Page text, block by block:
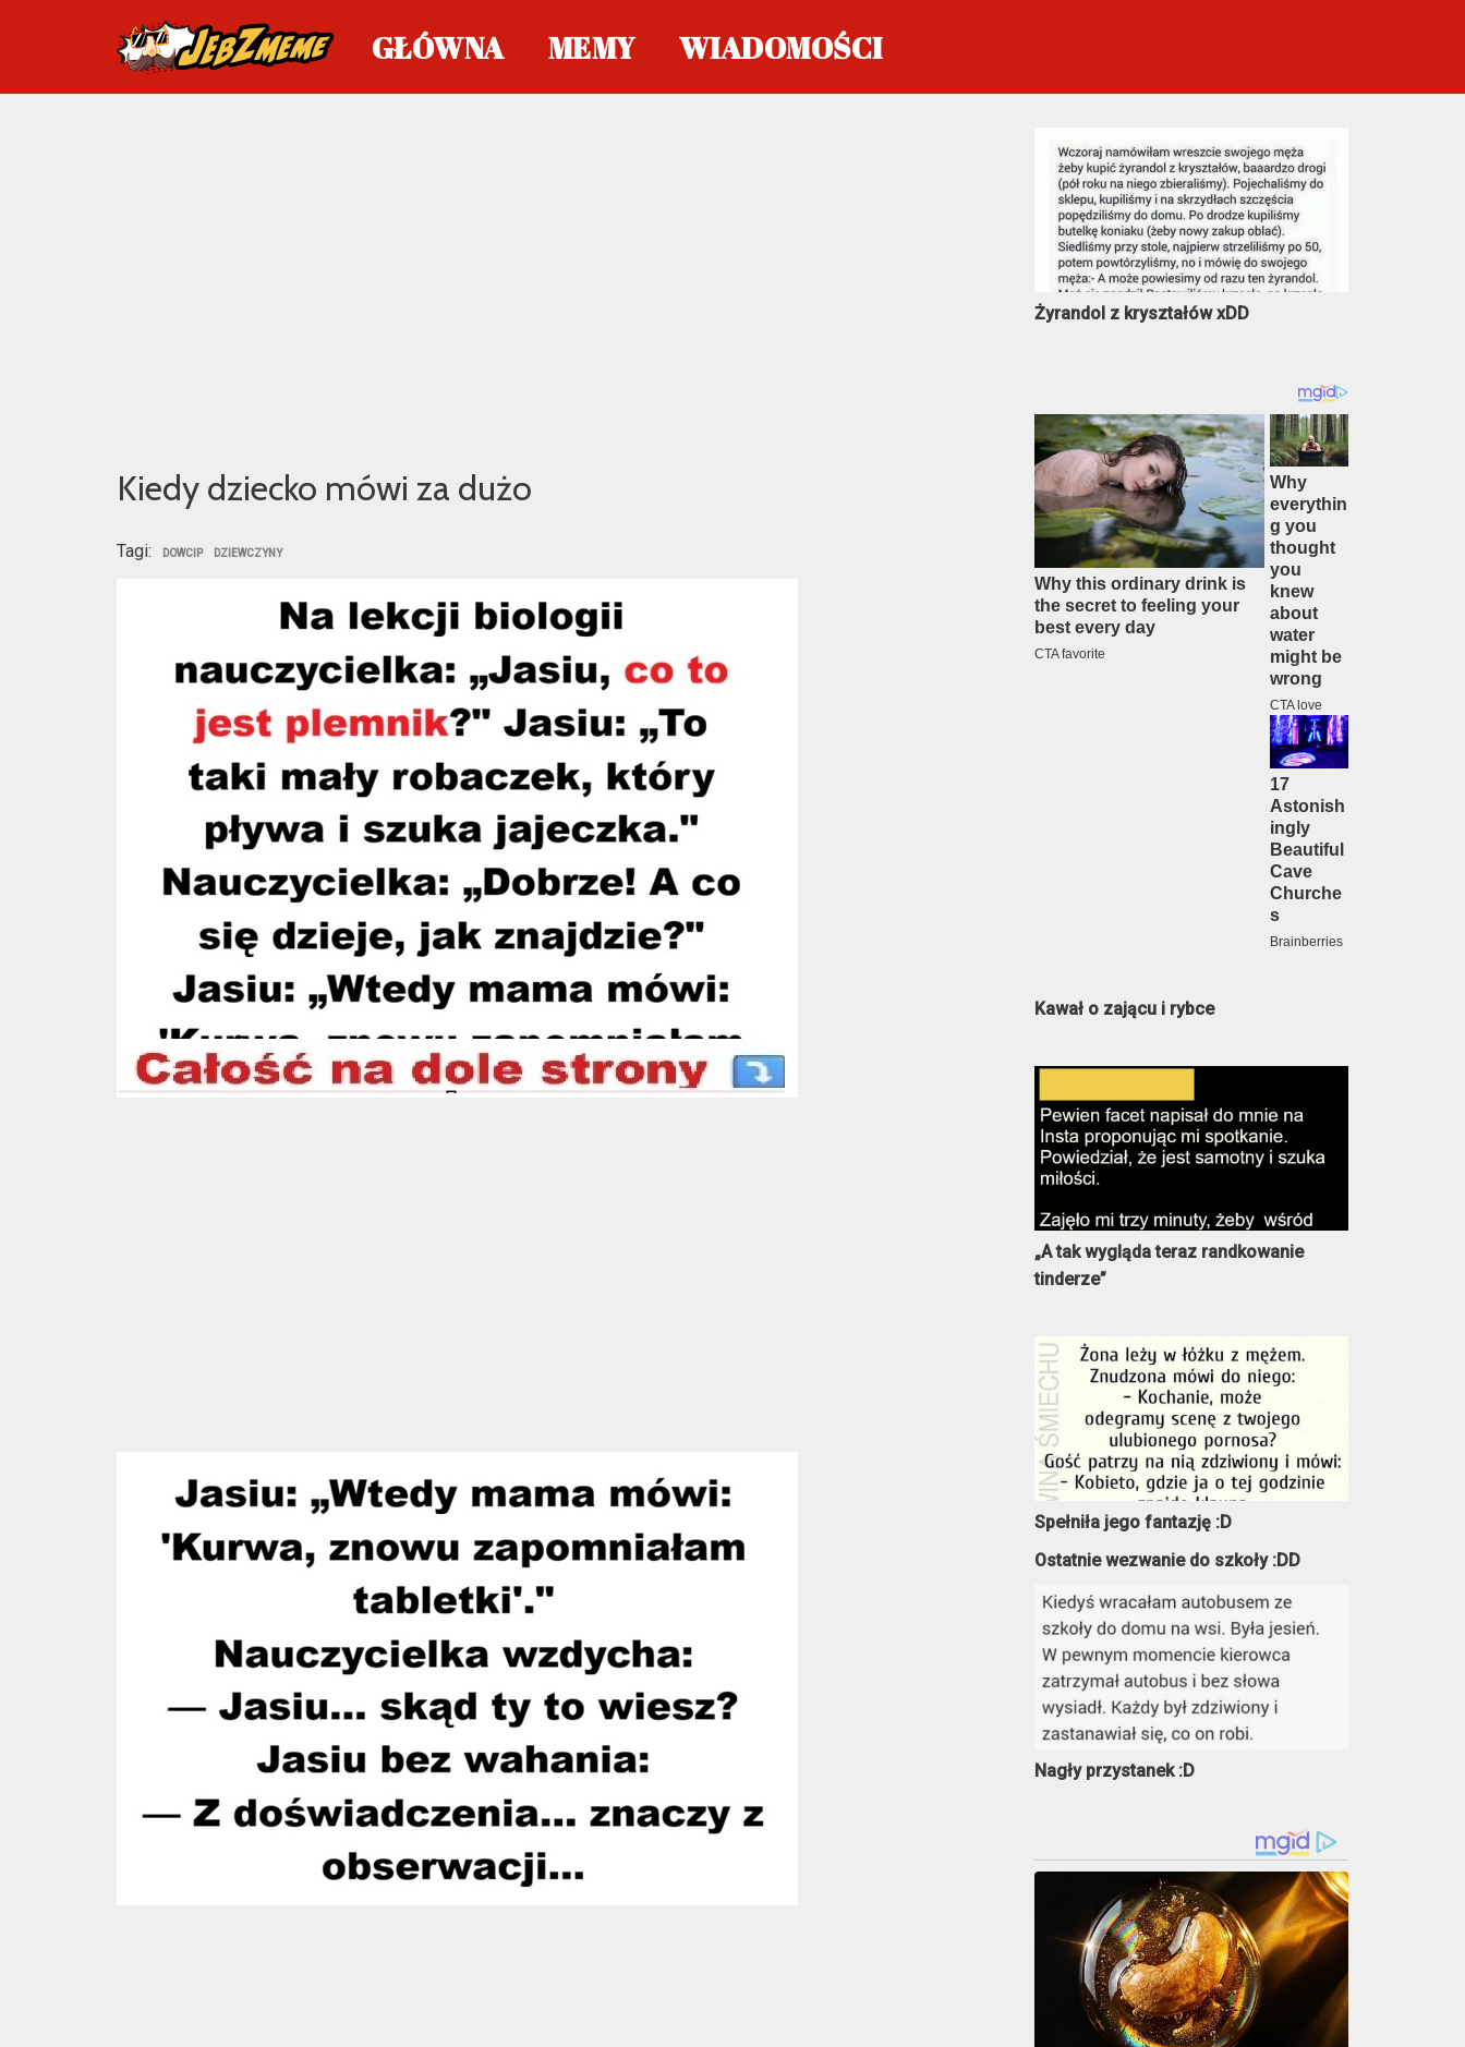
GŁÓWNA MEMY WIADOMOŚCI
Kiedy dziecko mówi za dużo
Tagi: DOWCIP DZIEWCZYNY
Żyrandol z kryształów xDD
Kawał o zającu i rybce
„A tak wygląda teraz randkowanie
tinderze”
Spełniła jego fantazję :D
Ostatnie wezwanie do szkoły :DD
Nagły przystanek :D